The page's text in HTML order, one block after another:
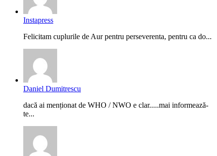
Instapress
Felicitam cuplurile de Aur pentru perseverenta, pentru ca do...
Daniel Dumitrescu
dacă ai menționat de WHO / NWO e clar.....mai informează-
te...